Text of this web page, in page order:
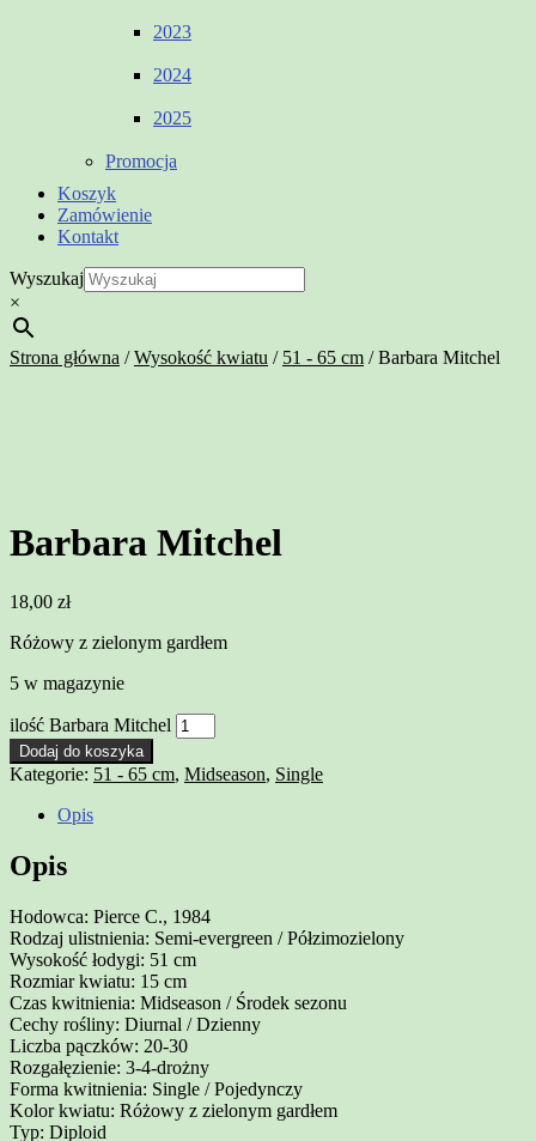
2023
2024
2025
Promocja
Koszyk
Zamówienie
Kontakt
Wyszukaj
×
Strona główna /Wysokość kwiatu / 51 - 65 cm /Barbara Mitchel
Barbara Mitchel
18,00 zł
Różowy z zielonym gardłem
5 w magazynie
ilość Barbara Mitchel
Dodaj do koszyka
Kategorie: 51 - 65 cm, Midseason, Single
Opis
Opis
Hodowca: Pierce C., 1984
Rodzaj ulistnienia: Semi-evergreen / Półzimozielony
Wysokość łodygi: 51 cm
Rozmiar kwiatu: 15 cm
Czas kwitnienia: Midseason / Środek sezonu
Cechy rośliny: Diurnal / Dzienny
Liczba pączków: 20-30
Rozgałęzienie: 3-4-drożny
Forma kwitnienia: Single / Pojedynczy
Kolor kwiatu: Różowy z zielonym gardłem
Typ: Diploid